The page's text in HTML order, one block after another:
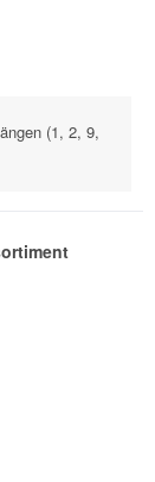
(1, 2, 9,